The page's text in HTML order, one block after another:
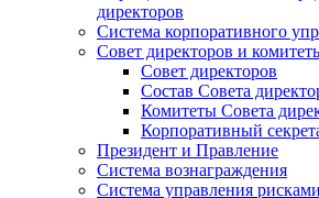
директоров
Система корпоративного
Совет директоров и
Совет директоров
Состав Совета
Комитеты Совета
Корпоративный
Президент и Правление
Система вознаграждения
Система управления